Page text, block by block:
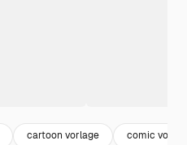
cartoon vorlage comic